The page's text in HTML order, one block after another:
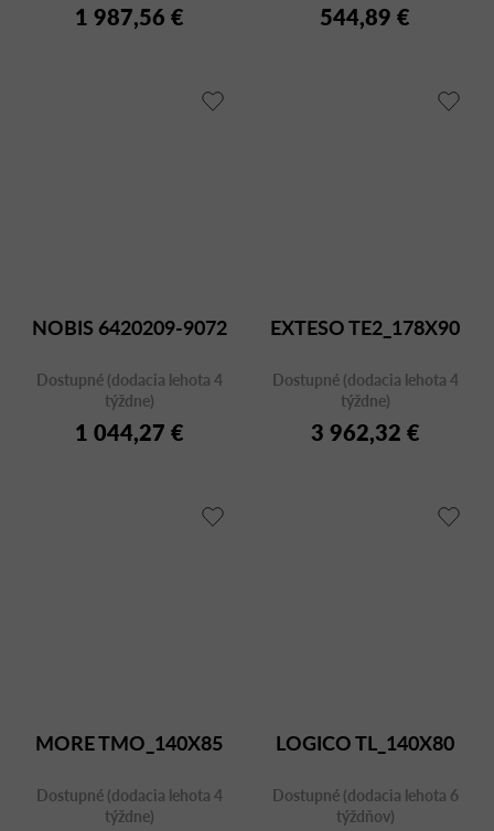
1 987,56 € 544,89 €
NOBIS 6420209-9072
Dostupné (dodacia lehota 4
týždne)
1 044,27 €
EXTESO TE2_178X90
Dostupné (dodacia lehota 4
týždne)
3 962,32 €
MORE TMO_140X85
Dostupné (dodacia lehota 4
týždne)
LOGICO TL_140X80
Dostupné (dodacia lehota 6
týždňov)